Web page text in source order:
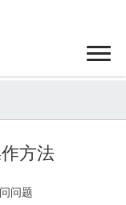
作方法
问题